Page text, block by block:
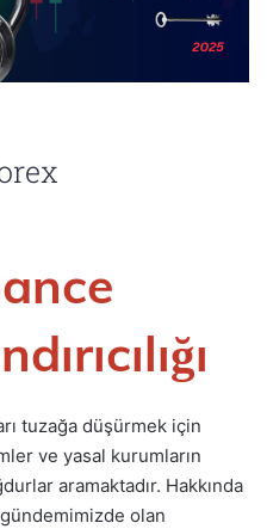
tuzağa düşürmek için
ve yasal kurumların
aramaktadır. Hakkında
olan